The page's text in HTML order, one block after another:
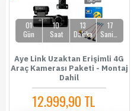
01
Gün
10
Saat
13
Dakika
17
Aye Link Uzaktan Erişimli 4G
Araç Kamerası Paketi - Montaj
Dahil
12.999,90 TL